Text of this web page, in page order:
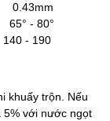
- 190
khuấy trộn. Nếu
5% với nước ngọt